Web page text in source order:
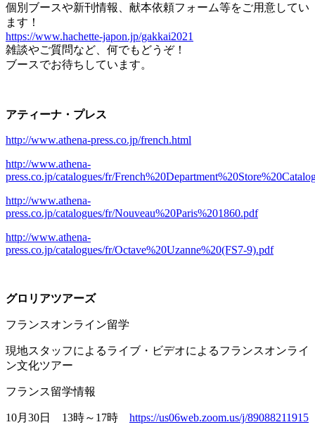
個別ブースや新刊情報、献本依頼フォーム等をご用意してい
ます！
https://www.hachette-japon.jp/gakkai2021
雑談やご質問など、何でもどうぞ！
ブースでお待ちしています。
アティーナ・プレス
http://www.athena-press.co.jp/french.html
http://www.athena-
press.co.jp/catalogues/fr/
http://www.athena-
press.co.jp/catalogues/fr/Nouveau%20Paris%201860.pdf
http://www.athena-
press.co.jp/catalogues/fr/Octave%20Uzanne%20(FS7-9).pdf
グロリアツアーズ
フランスオンライン留学
現地スタッフによるライブ・ビデオによるフランスオンライ
ン文化ツアー
フランス留学情報
10月 30日 13時～ 17時 https://us06web.zoom.us/j/89088211915